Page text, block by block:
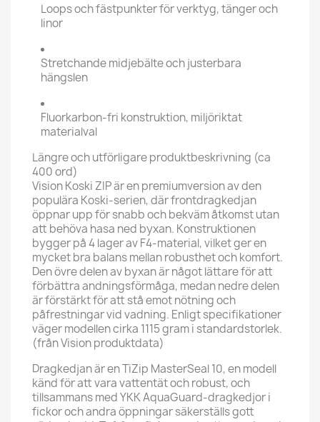
Loops och fästpunkter för verktyg, tänger och
linor
Stretchande midjebälte och justerbara
hängslen
Fluorkarbon-fri konstruktion, miljöriktat
materialval
Längre och utförligare produktbeskrivning (ca
400 ord)
Vision Koski ZIP är en premiumversion av den
populära Koski-serien, där frontdragkedjan
öppnar upp för snabb och bekväm åtkomst utan
att behöva hasa ned byxan. Konstruktionen
bygger på 4 lager av F4-material, vilket ger en
mycket bra balans mellan robusthet och komfort.
Den övre delen av byxan är något lättare för att
förbättra andningsförmåga, medan nedre delen
är förstärkt för att stå emot nötning och
påfrestningar vid vadning. Enligt specifikationer
väger modellen cirka 1115 gram i standardstorlek.
(från Vision produktdata)
Dragkedjan är en TiZip MasterSeal 10, en modell
känd för att vara vattentät och robust, och
tillsammans med YKK AquaGuard-dragkedjor i
fickor och andra öppningar säkerställs gott